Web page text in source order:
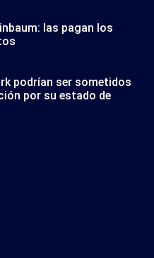
las pagan los
podrían ser sometidos
por su estado de